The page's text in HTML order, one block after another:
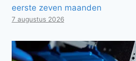
eerste zeven maanden
7 augustus 2026